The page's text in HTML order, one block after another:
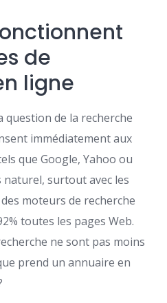
de
ligne
question de la recherche
immédiatement aux
que Google, Yahoo ou
naturel, surtout avec les
moteurs de recherche
toutes les pages Web.
ne sont pas moins
prend un annuaire en